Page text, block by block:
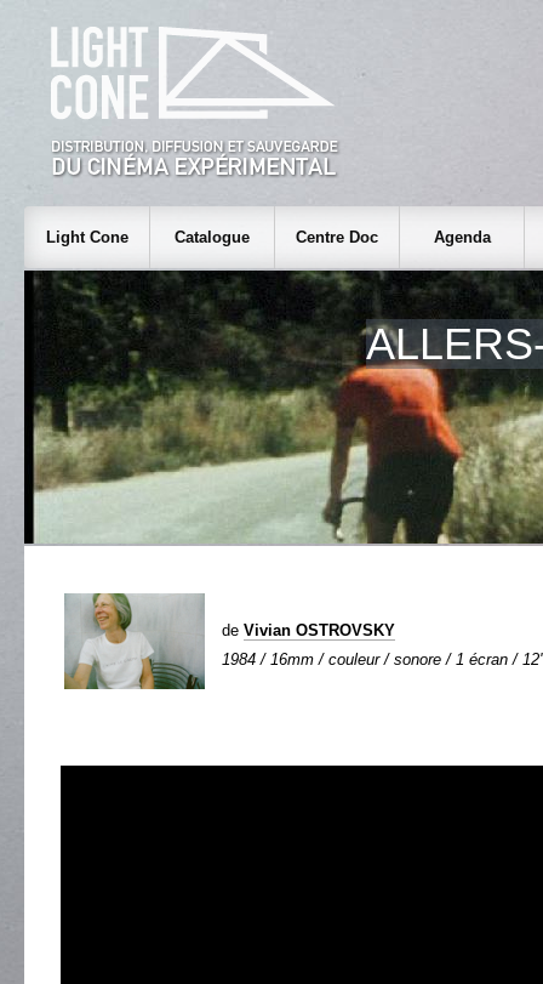
Light Cone Catalogue Centre Doc Agenda
de Vivian OSTROVSKY
1984 / 16mm / couleur / sonore / 1 écran /